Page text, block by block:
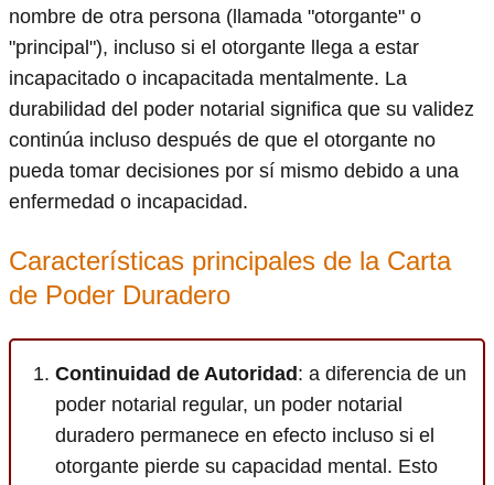
nombre de otra persona (llamada "otorgante" o
"principal"), incluso si el otorgante llega a estar
incapacitado o incapacitada mentalmente. La
durabilidad del poder notarial significa que su validez
continúa incluso después de que el otorgante no
pueda tomar decisiones por sí mismo debido a una
enfermedad o incapacidad.
Características principales de la Carta
de Poder Duradero
Continuidad de Autoridad : a diferencia de un
poder notarial regular, un poder notarial
duradero permanece en efecto incluso si el
otorgante pierde su capacidad mental. Esto